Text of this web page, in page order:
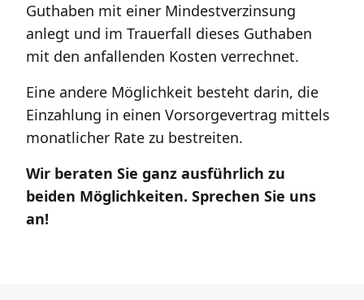
Guthaben mit einer Mindestverzinsung
anlegt und im Trauerfall dieses Guthaben
mit den anfallenden Kosten verrechnet.
Eine andere Möglichkeit besteht darin, die
Einzahlung in einen Vorsorgevertrag mittels
monatlicher Rate zu bestreiten.
Wir beraten Sie ganz ausführlich zu
beiden Möglichkeiten. Sprechen Sie uns
an!